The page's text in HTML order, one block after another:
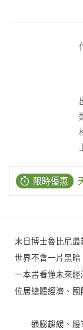
限時優惠
末日博士魯比尼最
世界不會一片黑暗
一本書看懂未來
位居總體經濟、國
通膨趨緩、股市